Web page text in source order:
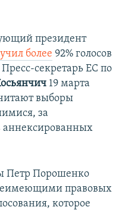
президент
более 92% голосов
секретарь ЕС по
19 марта
выборы
за
аннексированных
Петр Порошенко
правовых
которое